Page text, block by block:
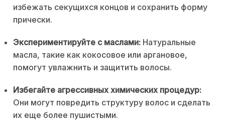
избежать секущихся концов и сохранить форму
прически.
Экспериментируйте с маслами: Натуральные
масла, такие как кокосовое или аргановое,
помогут увлажнить и защитить волосы.
Избегайте агрессивных химических процедур:
Они могут повредить структуру волос и сделать
их еще более пушистыми.